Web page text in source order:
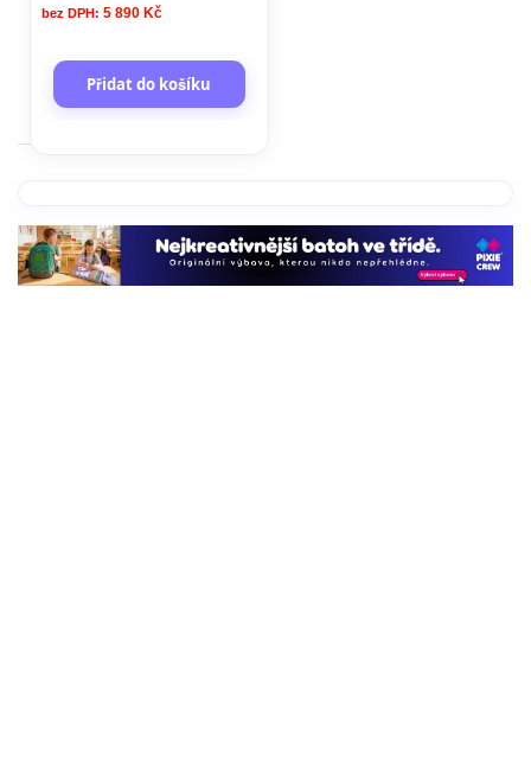
5 890 Kč
Přidat do košíku